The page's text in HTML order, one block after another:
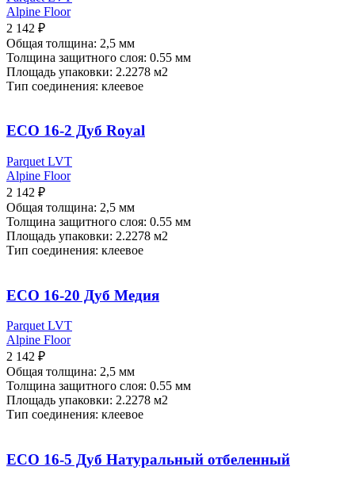
Alpine Floor
2 142 ₽
Общая толщина: 2,5 мм
Толщина защитного слоя: 0.55 мм
Площадь упаковки: 2.2278 м2
Тип соединения: клеевое
ECO 16-2 Дуб Royal
Parquet LVT
Alpine Floor
2 142 ₽
Общая толщина: 2,5 мм
Толщина защитного слоя: 0.55 мм
Площадь упаковки: 2.2278 м2
Тип соединения: клеевое
ECO 16-20 Дуб Медия
Parquet LVT
Alpine Floor
2 142 ₽
Общая толщина: 2,5 мм
Толщина защитного слоя: 0.55 мм
Площадь упаковки: 2.2278 м2
Тип соединения: клеевое
ECO 16-5 Дуб Натуральный отбеленный